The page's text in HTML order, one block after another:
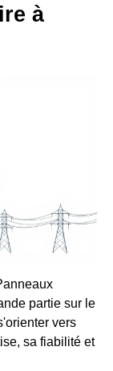
à
partie sur le
vers
sa fiabilité et